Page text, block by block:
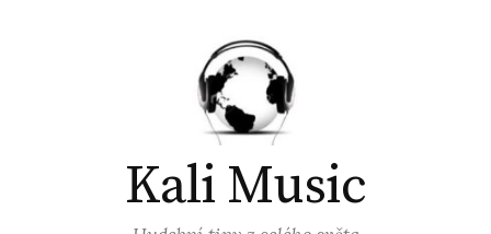
Kali Music